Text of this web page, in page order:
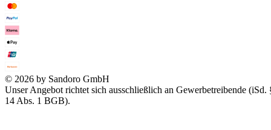
© 2026 by Sandoro GmbH
Unser Angebot richtet sich ausschließlich an Gewerbetreibende (iSd.
14 Abs. 1 BGB).